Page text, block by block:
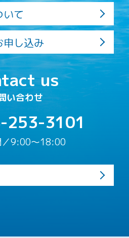
いて
申し込み
us
い合わせ
253-3101
／9:00〜18:00